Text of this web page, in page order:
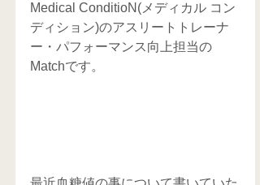
Medical ConditioN(メディカル コン
ディション)のアスリートトレーナ
ー・パフォーマンス向上担当の
Matchです。